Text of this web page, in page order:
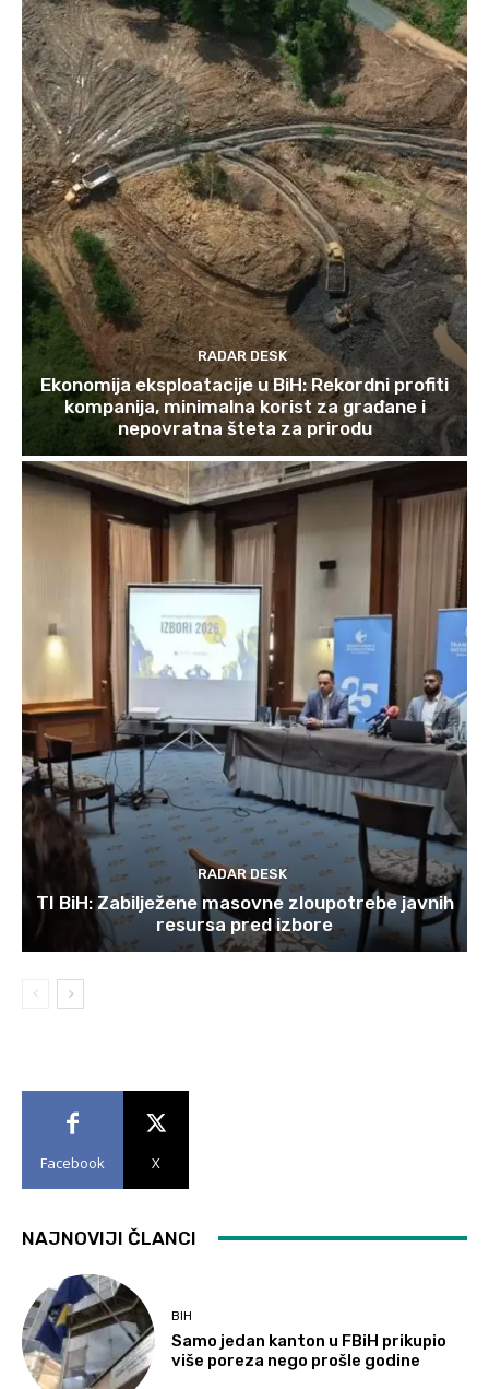
RADAR DESK
Ekonomija eksploatacije u BiH: Rekordni profiti
kompanija, minimalna korist za građane i
nepovratna šteta za prirodu
RADAR DESK
TI BiH: Zabilježene masovne zloupotrebe javnih
resursa pred izbore
Facebook X
NAJNOVIJI ČLANCI
BIH
Samo jedan kanton u FBiH prikupio
više poreza nego prošle godine